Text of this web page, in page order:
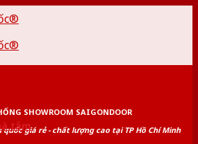
SHOWROOM SAIGONDOOR
giá rẻ - chất lượng cao tại TP Hồ Chí Minh
tắm